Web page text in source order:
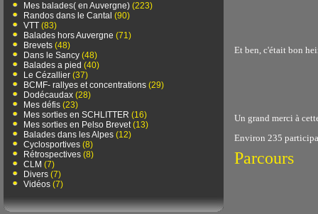
Mes balades( en Auvergne) (223)
Randos dans le Cantal (90)
VTT (83)
Balades hors Auvergne (71)
Brevets (48)
Dans le Sancy (48)
Balades a pied (40)
Le Cézallier (37)
BCMF- rallyes et concentrations (29)
Dodécaudax (28)
Mes défis (23)
Mes sorties en SCHLITTER (16)
Mes sorties en Pelso Brevet(13)
Balades dans les Alpes (12)
Cyclosportives (8)
Rétrospectives (8)
CLM (7)
Divers (7)
Vidéos (7)
Et ben, c'était bon
Un grand merci à
Environ 235
Parcours